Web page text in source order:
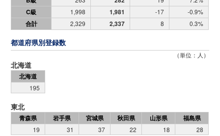
C級 1,998 1,981 -17 -0.9%
合計 2,329 2,337 8 0.3%
都道府県別登録数
（単位：人）
北海道
北海道
195
東北
青森県 岩手県 宮城県 秋田県 山形県 福島県
19 31 37 22 18 28